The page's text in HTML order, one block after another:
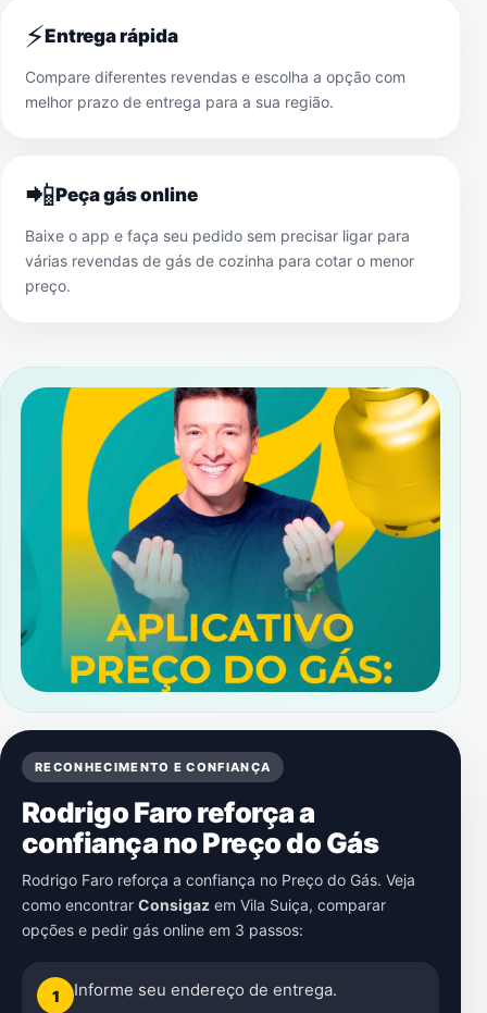
⚡Entrega rápida
Compare diferentes revendas e escolha a opção com
melhor prazo de entrega para a sua região.
📲Peça gás online
Baixe o app e faça seu pedido sem precisar ligar para
várias revendas de gás de cozinha para cotar o menor
preço.
RECONHECIMENTO E CONFIANÇA
Rodrigo Faro reforça a
confiança no Preço do Gás
Rodrigo Faro reforça a confiança no Preço do Gás. Veja
como encontrar Consigaz em Vila Suiça, comparar
opções e pedir gás online em 3 passos:
1 Informe seu endereço de entrega.